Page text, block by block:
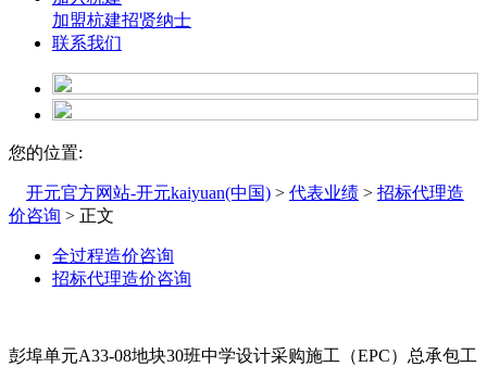
加盟杭建招贤纳士
联系我们
您的位置:
开元官方网站-开元kaiyuan(中国) > 代表业绩 > 招标代理造
价咨询 > 正文
全过程造价咨询
招标代理造价咨询
彭埠单元A33-08地块30班中学设计采购施工（EPC）总承包工